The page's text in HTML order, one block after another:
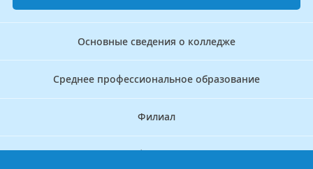
Основные сведения о колледже
Среднее профессиональное образование
Филиал
Дополнительное профессиональное образование